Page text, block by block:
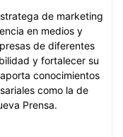
de marketing
en medios y
de diferentes
y fortalecer su
conocimientos
como la de
Prensa.